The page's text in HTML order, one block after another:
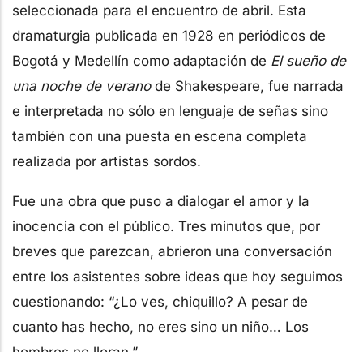
seleccionada para el encuentro de abril. Esta
dramaturgia publicada en 1928 en periódicos de
Bogotá y Medellín como adaptación de El sueño de
una noche de veranode Shakespeare, fue narrada
e interpretada no sólo en lenguaje de señas sino
también con una puesta en escena completa
realizada por artistas sordos.
Fue una obra que puso a dialogar el amor y la
inocencia con el público. Tres minutos que, por
breves que parezcan, abrieron una conversación
entre los asistentes sobre ideas que hoy seguimos
cuestionando: “¿Lo ves, chiquillo? A pesar de
cuanto has hecho, no eres sino un niño… Los